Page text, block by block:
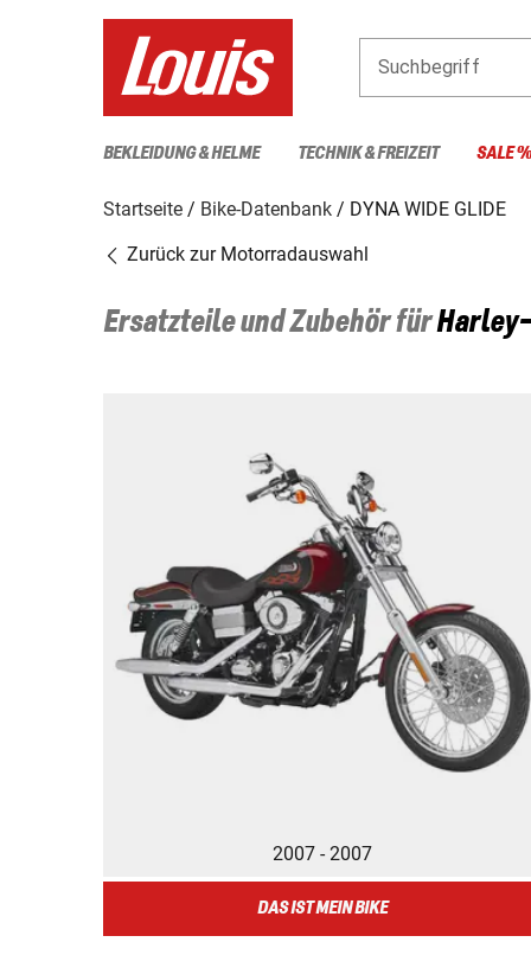
Suchbegriff
BEKLEIDUNG & HELME TECHNIK & FREIZEIT SALE %
Startseite Bike-Datenbank
DYNA WIDE GLIDE
Zurück zur Motorradauswahl
Ersatzteile und Zubehör für
2007 - 2007
DAS IST MEIN BIKE